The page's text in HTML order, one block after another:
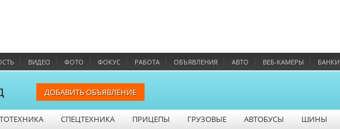
ВИДЕО ФОТО ФОКУС РАБОТА ОБЪЯВЛЕНИЯ АВТО ВЕБ-КАМЕРЫ БАНКИ
ДОБАВИТЬ ОБЪЯВЛЕНИЕ
СПЕЦТЕХНИКА ПРИЦЕПЫ ГРУЗОВЫЕ АВТОБУСЫ ШИНЫ